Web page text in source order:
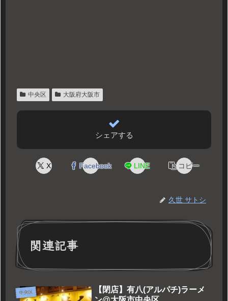
中央区 大阪府大阪市
シェアする
X Facebook LINE コピー
久世 サトシ
関連記事
中央区
【閉店】有八(アルパチ)ラーメ